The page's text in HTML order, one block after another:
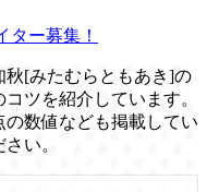
ター募集！
秋[みたむらともあき]の
ツを紹介しています。
数値なども掲載してい
い。